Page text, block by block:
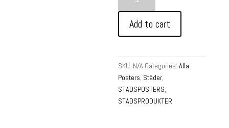
Poster
quantity
Add to cart
SKU: N/A Categories:Alla
Posters, Städer,
STADSPOSTERS,
STADSPRODUKTER